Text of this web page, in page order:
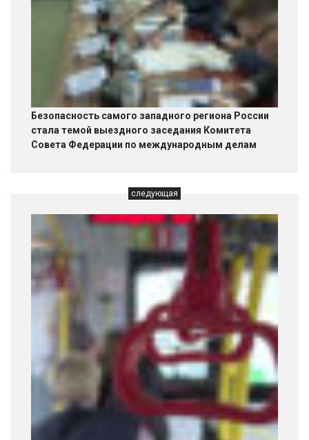
Безопасность самого западного региона России
стала темой выездного заседания Комитета
Совета Федерации по международным делам
следующая